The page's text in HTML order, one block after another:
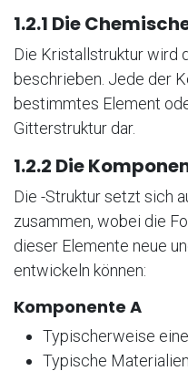
1.2.1 Die
Die Kristallstruktur wird
beschrieben. Jede der
bestimmtes Element
Gitterstruktur dar.
1.2.2 Die
Die -Struktur setzt sich
zusammen, wobei die
dieser Elemente neue
entwickeln können:
Komponente A
Typischerweise
Typische